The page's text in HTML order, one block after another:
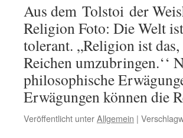
Inneren
Aus dem Tolstoi der
Religion Foto: Die Welt
tolerant. „Religion ist
Reichen umzubringen.‘‘
philosophische
Erwägungen können die
Veröffentlicht unterAllgemein |